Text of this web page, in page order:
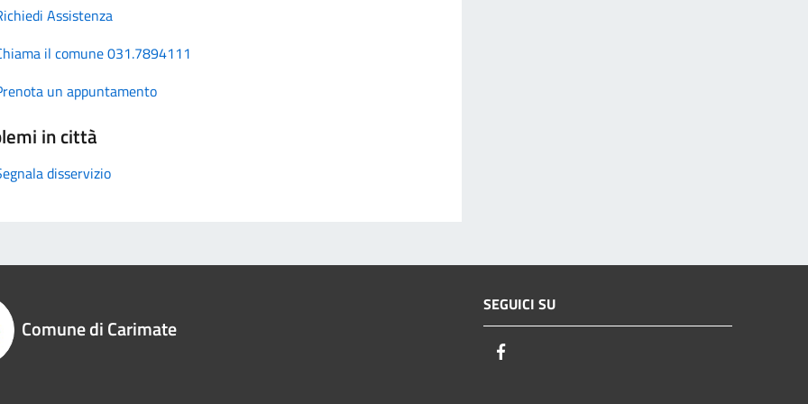
Assistenza
il comune 031.7894111
un appuntamento
in città
disservizio
Comune di Carimate
SEGUICI SU